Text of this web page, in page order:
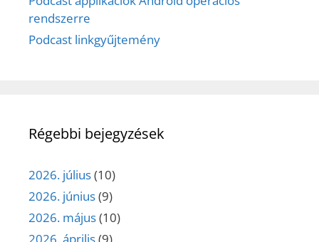
rendszerre
Podcast linkgyűjtemény
Régebbi bejegyzések
2026. július(10)
2026. június(9)
2026. május(10)